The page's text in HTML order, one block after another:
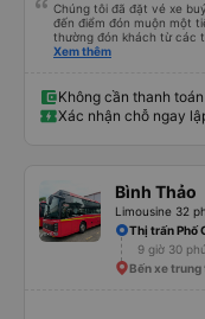
Chúng tôi đã đặt vé xe
đến điểm đón muộn một
thường đón khách từ các
ghế nằm êm ái, và ngay
rắc rối như vậy, nhưng
khách hàng của mình.
Xem thêm
Không cần thanh
Xác nhận chỗ ngay
Bình Thảo
Limousine 32
Thị trấn Phố
9 giờ 30
Bến xe trung